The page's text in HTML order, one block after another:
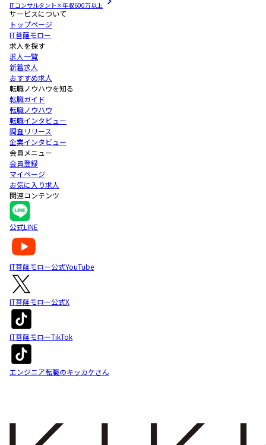
ITコンサルタント×年収600万以上
サービスについて
トップページ
IT菩薩モロー
求人を探す
求人一覧
新着求人
おすすめ求人
転職ノウハウを知る
転職ガイド
転職ノウハウ
転職インタビュー
調査リリース
企業インタビュー
会員メニュー
会員登録
マイページ
お気に入り求人
関連コンテンツ
公式LINE
IT菩薩モロー公式YouTube
IT菩薩モロー公式X
IT菩薩モローTikTok
エンジニア転職のキッカケさん